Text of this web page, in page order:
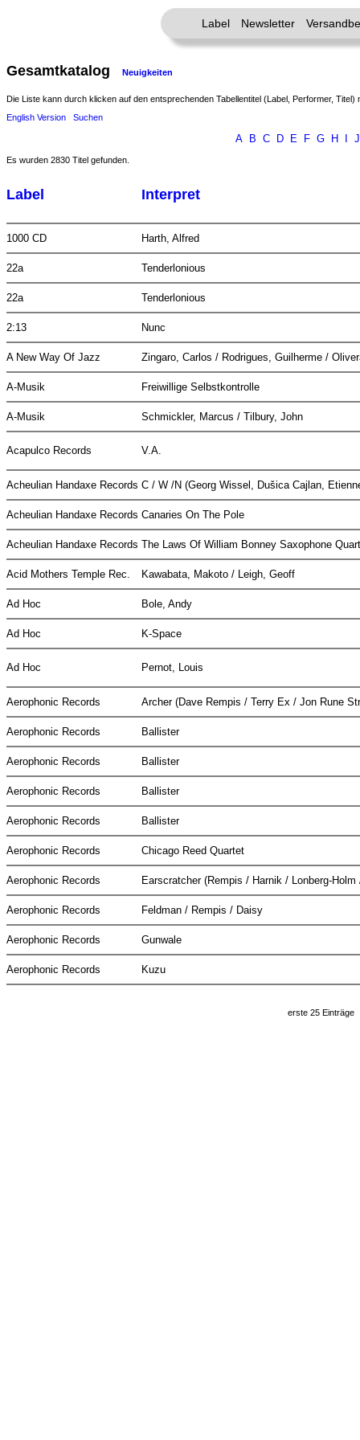
Label Newsletter
Gesamtkatalog Neuigkeiten
Die Liste kann durch klicken auf den entsprechenden Tabellentitel (Label, Performer,
English Version
Suchen
A B C D E F G H J
Es wurden 2830 Titel gefunden.
Label Interpret
1000 CD Harth, Alfred
22a Tenderlonious
22a Tenderlonious
2:13 Nunc
A New Way Of Jazz Zingaro, Carlos / Rodrigues, Guilherme /
A-Musik Freiwillige Selbstkontrolle
A-Musik Schmickler, Marcus / Tilbury, John
Acapulco Records V.A.
Acheulian Handaxe Records C / W /N (Georg Wissel, Dušica Cajlan,
Acheulian Handaxe Records Canaries On The Pole
Acheulian Handaxe Records The Laws Of William Bonney Saxophone
Acid Mothers Temple Rec. Kawabata, Makoto / Leigh, Geoff
Ad Hoc Bole, Andy
Ad Hoc K-Space
Ad Hoc Pernot, Louis
Aerophonic Records Archer (Dave Rempis / Terry Ex / Jon Rune
Aerophonic Records Ballister
Aerophonic Records Ballister
Aerophonic Records Ballister
Aerophonic Records Ballister
Aerophonic Records Chicago Reed Quartet
Aerophonic Records Earscratcher (Rempis / Harnik / Lonberg-
Aerophonic Records Feldman / Rempis / Daisy
Aerophonic Records Gunwale
Aerophonic Records Kuzu
erste 25 Einträge